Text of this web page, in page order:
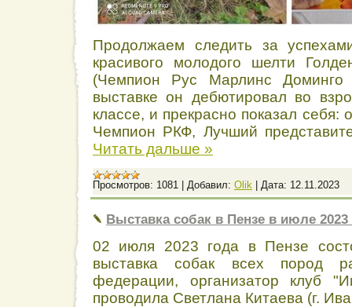
Продолжаем следить за
красивого молодого шелти
(Чемпион Рус Марлинс
выставке он дебютировал во
классе, и прекрасно показал
Чемпион РКФ, Лучший
Читать дальше »
Просмотров: 1081 Добавил: Olik Дата: 12.11.2023
Выставка собак в Пензе в июле 2023
02 июля 2023 года в Пензе
выставка собак всех пород
федерации, организатор клуб
проводила Светлана Китаева (г.